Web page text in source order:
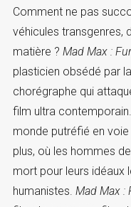
Comment ne pas
véhicules transgenres,
matière ? Mad Max :
plasticien obsédé par
chorégraphe qui
film ultra
monde putréfié en voie
plus, où les hommes
mort pour leurs idéaux
humanistes. Mad Max :